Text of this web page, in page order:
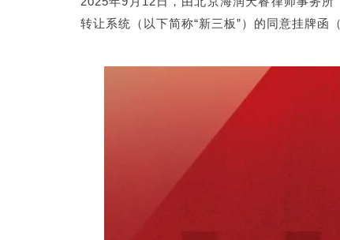
转让系统（以下简称“新三板”）的同意挂牌函